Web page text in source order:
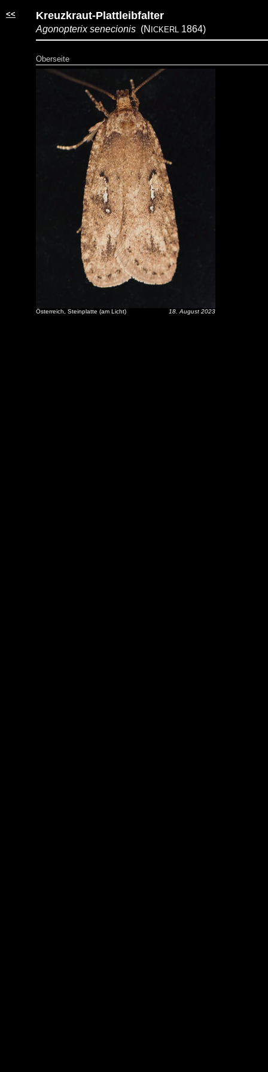
<< Kreuzkraut-Plattleibfalter
Agonopterix senecionis (N ICKERL 1864)
Oberseite
Österreich, Steinplatte (am Licht) 18. August 2023